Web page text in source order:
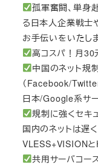
孤軍奮闘、単身
る日本人企業戦士
お手伝いをいたし
高コスパ！月
中国のネット規
（Facebook/
日本/Google系サ
規制に強くセキ
国内のネットは遅
VLESS+VISION
共用サーバコー